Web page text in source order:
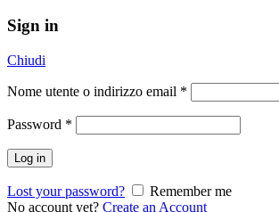
Sign in
Chiudi
Nome utente o indirizzo email *
Password *
Log in
Lost your password?
Remember me
No account yet? Create an Account